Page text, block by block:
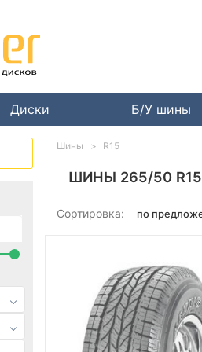
Диски Б/У шины
ШИНЫ 265/50 R15
Сортировка:
Шины R15